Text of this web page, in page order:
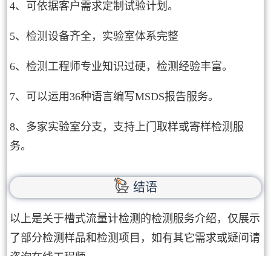
4、可依据客户需求定制试验计划。
5、检测设备齐全，实验室体系完整
6、检测工程师专业知识过硬，检测经验丰富。
7、可以运用36种语言编写MSDS报告服务。
8、多家实验室分支，支持上门取样或寄样检测服
务。
结语
以上是关于槽式流量计检测的检测服务介绍，仅展示
了部分检测样品和检测项目，如有其它需求或疑问请